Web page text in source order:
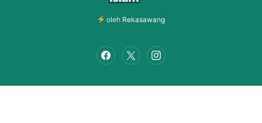
oleh Rekasawang